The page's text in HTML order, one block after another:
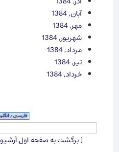
آبان, 1384
مهر, 1384
شهریور, 1384
مرداد, 1384
تیر, 1384
خرداد, 1384
[برگشت به صفحه اول آرشیو